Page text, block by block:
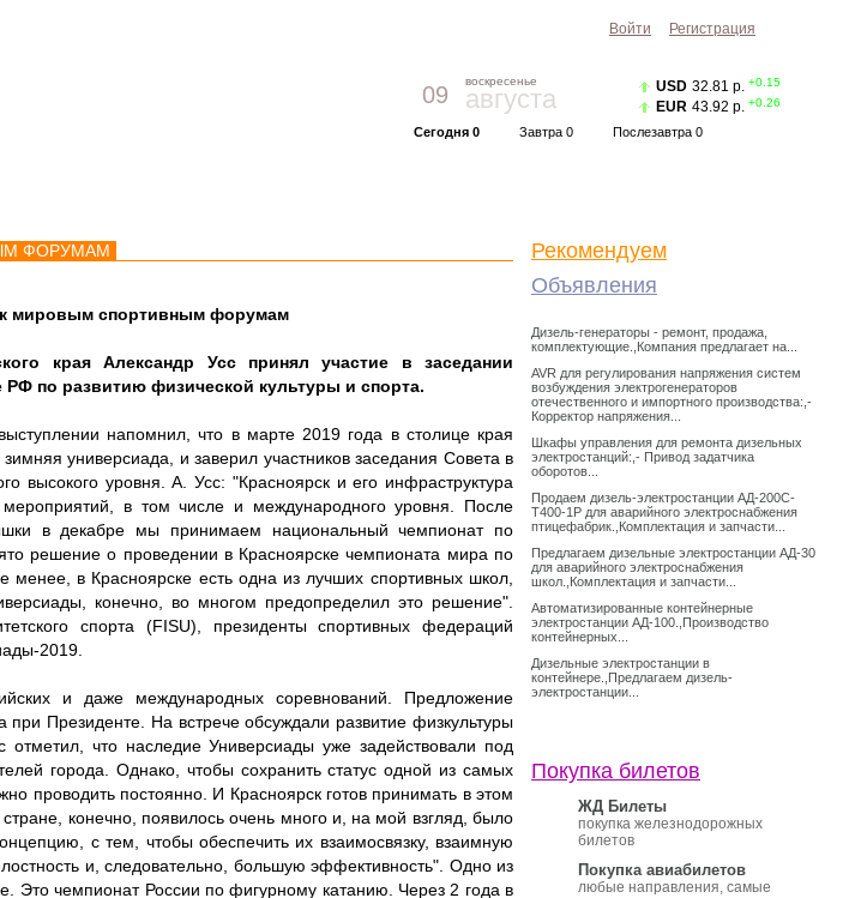
09
воскресенье
августа
Сегодня 0 Завтра 0 Послезавтра 0
USD 32.81 р. +0.15
EUR 43.92 р. +0.26
ФОРУМАМ
к мировым спортивным форумам
края Александр Усс принял участие в заседании
РФ по развитию физической культуры и спорта.
напомнил, что в марте 2019 года в столице края
универсиада, и заверил участников заседания Совета в
высокого уровня. А. Усс: "Красноярск и его инфраструктура
в том числе и международного уровня. После
в декабре мы принимаем национальный чемпионат по
решение о проведении в Красноярске чемпионата мира по
в Красноярске есть одна из лучших спортивных школ,
конечно, во многом предопределил это решение".
спорта (FISU), президенты спортивных федераций
2019.
и даже международных соревнований. Предложение
при Президенте. На встрече обсуждали развитие физкультуры
что наследие Универсиады уже задействовали под
города. Однако, чтобы сохранить статус одной из самых
проводить постоянно. И Красноярск готов принимать в этом
конечно, появилось очень много и, на мой взгляд, было
с тем, чтобы обеспечить их взаимосвязку, взаимную
и, следовательно, большую эффективность". Одно из
Это чемпионат России по фигурному катанию. Через 2 года в
Рекомендуем
Объявления
Дизель-генераторы - ремонт, продажа,
комплектующие.,Компания предлагает на...
AVR для регулирования напряжения систем
возбуждения электрогенераторов
отечественного и импортного производства:,-
Корректор напряжения...
Шкафы управления для ремонта дизельных
электростанций:,- Привод задатчика
оборотов...
Продаем дизель-электростанции АД-200С-
Т400-1Р для аварийного электроснабжения
птицефабрик.,Комплектация и запчасти...
Предлагаем дизельные электростанции АД-30
для аварийного электроснабжения
школ.,Комплектация и запчасти...
Автоматизированные контейнерные
электростанции АД-100.,Производство
контейнерных...
Дизельные электростанции в
контейнере.,Предлагаем дизель-
электростанции...
Покупка билетов
ЖД Билеты
покупка железнодорожных
билетов
Покупка авиабилетов
любые направления, самые
Войти Регистрация